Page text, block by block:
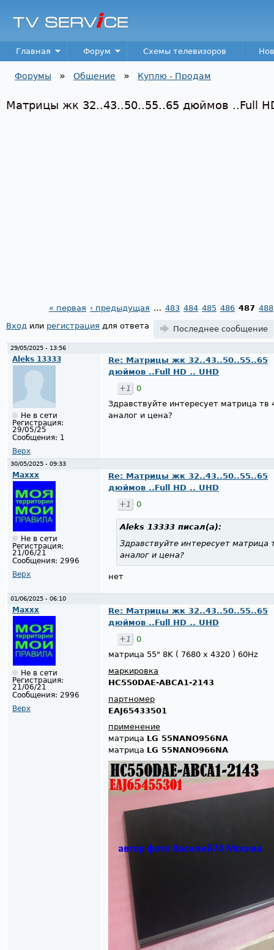
TV
Service
Main menu
Главная Форум Схемы телевизоров
Форумы » Общение » Куплю - Продам
Матрицы жк 32..43..50..55..65 дюймов ..Full
Страницы
« первая ‹ предыдущая … 483 484 485 486 487 488
Вход или регистрация для ответа Последнее сообщение
29/05/2025 - 13:56
Aleks 13333
Не в сети
Регистрация:
29/05/25
Сообщения: 1
Верх
Re: Матрицы жк 32..43..50..55..65
дюймов ..Full HD .. UHD
+1
0
Здравствуйте интересует матрица тв
аналог и цена?
30/05/2025 - 09:33
Maxxx
Не в сети
Регистрация:
21/06/21
Сообщения: 2996
Верх
Re: Матрицы жк 32..43..50..55..65
дюймов ..Full HD .. UHD
+1
0
Aleks 13333 писал(а):
Здравствуйте интересует матрица
аналог и цена?
нет
01/06/2025 - 06:10
Maxxx
Не в сети
Регистрация:
21/06/21
Сообщения: 2996
Верх
Re: Матрицы жк 32..43..50..55..65
дюймов ..Full HD .. UHD
+1
0
матрица 55" 8K ( 7680 x 4320 ) 60Hz
маркировка
HC550DAE-ABCA1-2143
партномер
EAJ65433501
применение
матрица LG 55NANO956NA
матрица LG 55NANO966NA